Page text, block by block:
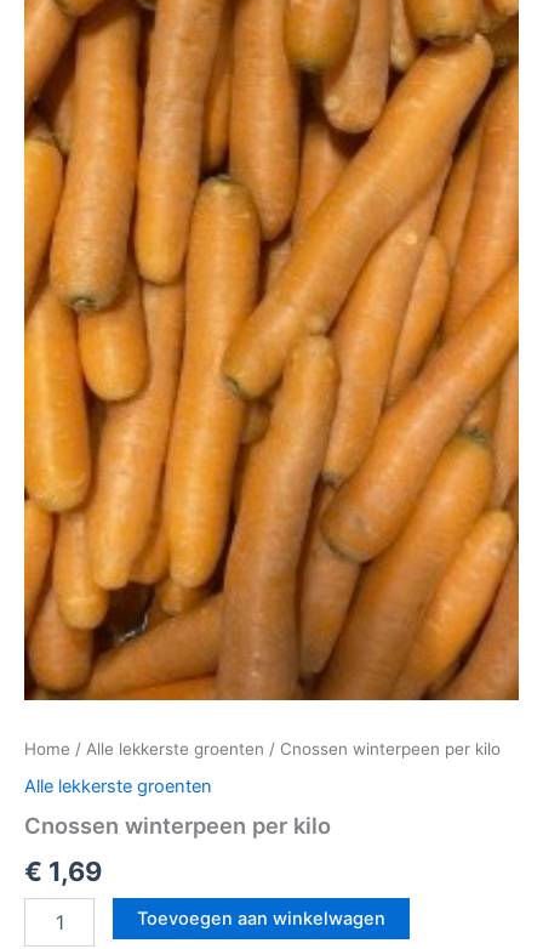
Home / Alle lekkerste groenten / Cnossen winterpeen per kilo
Alle lekkerste groenten
Cnossen winterpeen per kilo
€ 1,69
Toevoegen aan winkelwagen